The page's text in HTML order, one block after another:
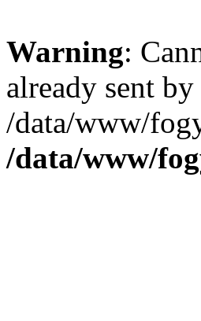
Warning:
already sent
/data/www/
/data/www/